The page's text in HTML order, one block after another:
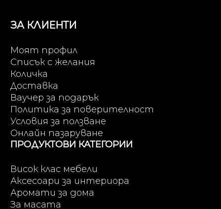
ЗА КЛИЕНТИ
Моят профил
Списък с желания
Количка
Доставка
Ваучер за подарък
Политика за поверителност
Условия за ползване
Онлайн пазаруване
ПРОДУКТОВИ КАТЕГОРИИ
Висок клас мебели
Аксесоари за интериора
Аромати за дома
За масата